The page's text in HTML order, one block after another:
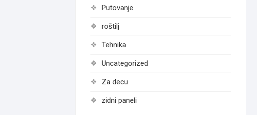
Putovanje
roštilj
Tehnika
Uncategorized
Za decu
zidni paneli